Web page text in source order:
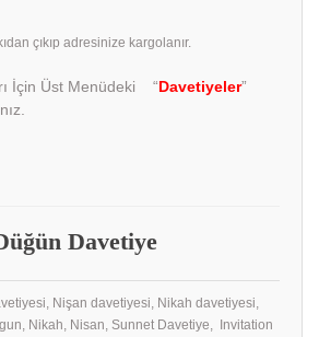
çıkıp adresinize kargolanır.
İçin Üst Menüdeki “Davetiyeler”
Davetiye
Nişan davetiyesi, Nikah davetiyesi,
Nikah, Nisan, Sunnet Davetiye, Invitation